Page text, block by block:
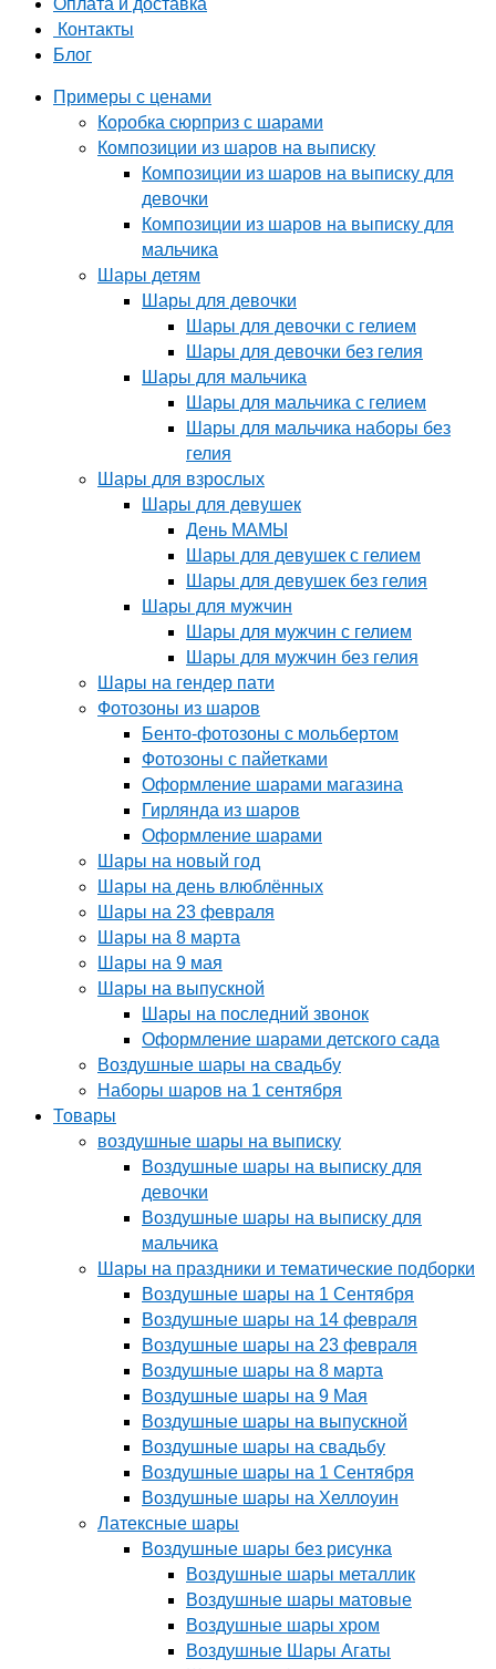
Контакты
Блог
Примеры с ценами
Коробка сюрприз с шарами
Композиции из шаров на выписку
Композиции из шаров на выписку для
девочки
Композиции из шаров на выписку для
мальчика
Шары детям
Шары для девочки
Шары для девочки с гелием
Шары для девочки без гелия
Шары для мальчика
Шары для мальчика с гелием
Шары для мальчика наборы без
гелия
Шары для взрослых
Шары для девушек
День МАМЫ
Шары для девушек с гелием
Шары для девушек без гелия
Шары для мужчин
Шары для мужчин с гелием
Шары для мужчин без гелия
Шары на гендер пати
Фотозоны из шаров
Бенто-фотозоны с мольбертом
Фотозоны с пайетками
Оформление шарами магазина
Гирлянда из шаров
Оформление шарами
Шары на новый год
Шары на день влюблённых
Шары на 23 февраля
Шары на 8 марта
Шары на 9 мая
Шары на выпускной
Шары на последний звонок
Оформление шарами детского сада
Воздушные шары на свадьбу
Наборы шаров на 1 сентября
Товары
воздушные шары на выписку
Воздушные шары на выписку для
девочки
Воздушные шары на выписку для
мальчика
Шары на праздники и тематические подборки
Воздушные шары на 1 Сентября
Воздушные шары на 14 февраля
Воздушные шары на 23 февраля
Воздушные шары на 8 марта
Воздушные шары на 9 Мая
Воздушные шары на выпускной
Воздушные шары на свадьбу
Воздушные шары на 1 Сентября
Воздушные шары на Хеллоуин
Латексные шары
Воздушные шары без рисунка
Воздушные шары металлик
Воздушные шары матовые
Воздушные шары хром
Воздушные Шары Агаты